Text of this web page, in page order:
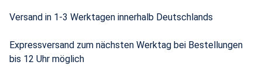
Versand in 1-3 Werktagen innerhalb Deutschlands
Expressversand zum nächsten Werktag bei Bestellungen
bis 12 Uhr möglich